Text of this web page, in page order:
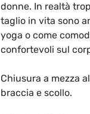
donne. In realtà
taglio in vita sono
yoga o come
confortevoli sul
Chiusura a mezza
braccia e scollo.